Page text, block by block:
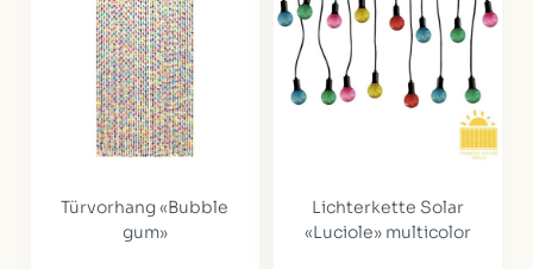
Türvorhang «Bubble
gum»
Lichterkette Solar
«Luciole» multicolor